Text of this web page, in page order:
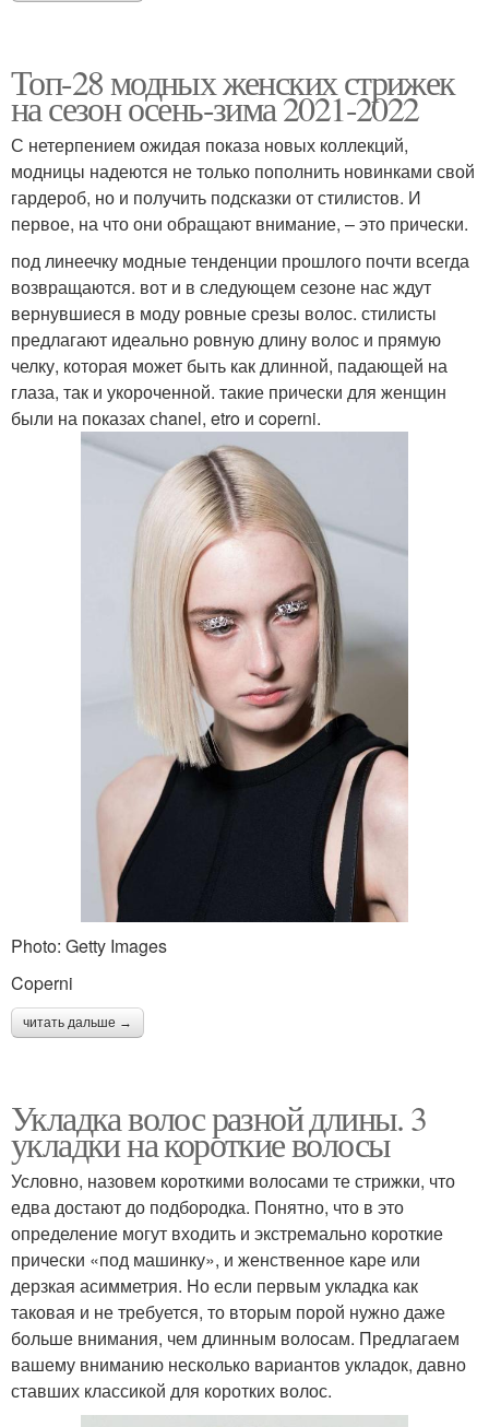
Топ-28 модных женских стрижек
на сезон осень-зима 2021-2022
С нетерпением ожидая показа новых коллекций,
модницы надеются не только пополнить новинками свой
гардероб, но и получить подсказки от стилистов. И
первое, на что они обращают внимание, – это прически.
под линеечку модные тенденции прошлого почти всегда
возвращаются. вот и в следующем сезоне нас ждут
вернувшиеся в моду ровные срезы волос. стилисты
предлагают идеально ровную длину волос и прямую
челку, которая может быть как длинной, падающей на
глаза, так и укороченной. такие прически для женщин
были на показах сhanel, etro и coperni.
Photo: Getty Images
Coperni
читать дальше →
Укладка волос разной длины. 3
укладки на короткие волосы
Условно, назовем короткими волосами те стрижки, что
едва достают до подбородка. Понятно, что в это
определение могут входить и экстремально короткие
прически «под машинку», и женственное каре или
дерзкая асимметрия. Но если первым укладка как
таковая и не требуется, то вторым порой нужно даже
больше внимания, чем длинным волосам. Предлагаем
вашему вниманию несколько вариантов укладок, давно
ставших классикой для коротких волос.